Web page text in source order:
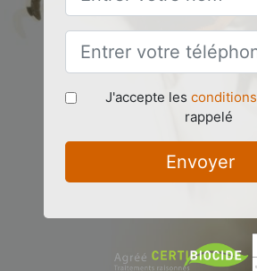
J'accepte les conditions
rappelé
Envoyer